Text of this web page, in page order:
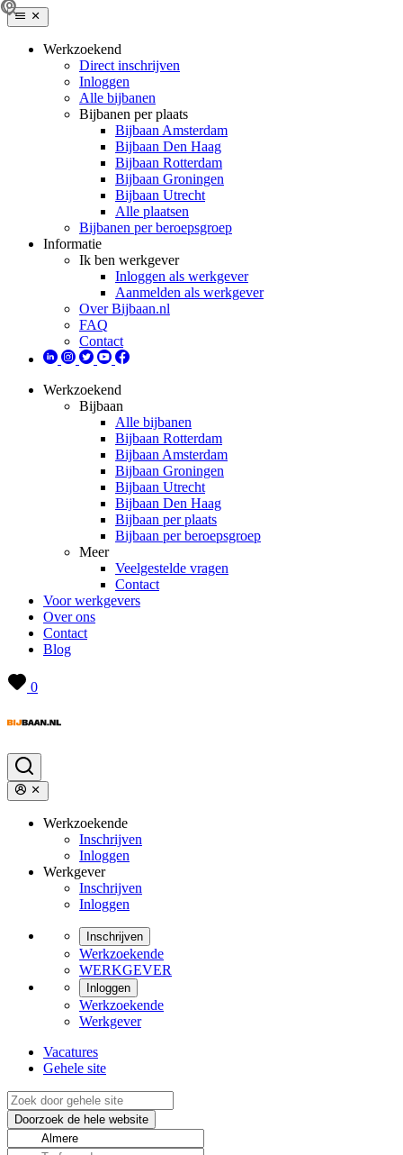
Werkzoekend
Direct inschrijven
Inloggen
Alle bijbanen
Bijbanen per plaats
Bijbaan Amsterdam
Bijbaan Den Haag
Bijbaan Rotterdam
Bijbaan Groningen
Bijbaan Utrecht
Alle plaatsen
Bijbanen per beroepsgroep
Informatie
Ik ben werkgever
Inloggen als werkgever
Aanmelden als werkgever
Over Bijbaan.nl
FAQ
Contact
Werkzoekend
Bijbaan
Alle bijbanen
Bijbaan Rotterdam
Bijbaan Amsterdam
Bijbaan Groningen
Bijbaan Utrecht
Bijbaan Den Haag
Bijbaan per plaats
Bijbaan per beroepsgroep
Meer
Veelgestelde vragen
Contact
Voor werkgevers
Over ons
Contact
Blog
0
Werkzoekende
Inschrijven
Inloggen
Werkgever
Inschrijven
Inloggen
Inschrijven
Werkzoekende
WERKGEVER
Inloggen
Werkzoekende
Werkgever
Vacatures
Gehele site